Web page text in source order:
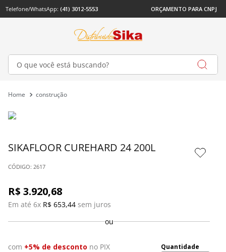
Telefone/WhatsApp: (41) 3012-5553 ORÇAMENTO PARA CNPJ
O que você está buscando?
construção
SIKAFLOOR CUREHARD 24 200L
: 2617
R$ 3.920,68
Em até 6x R$ 653,44 sem juros
ou
com +5% de desconto no PIX
Quantidade